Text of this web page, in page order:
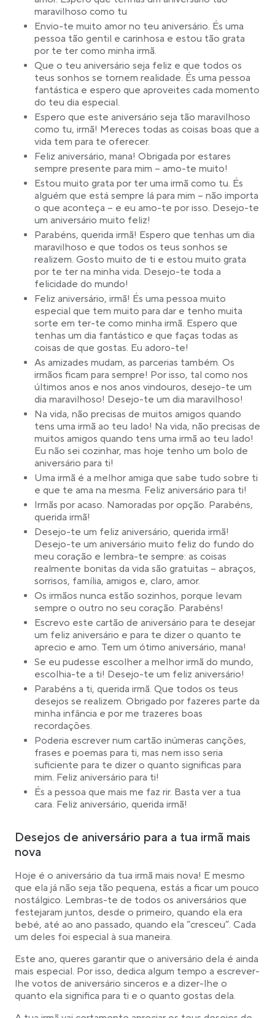
maravilhoso como tu
Envio-te muito amor no teu aniversário. És uma
pessoa tão gentil e carinhosa e estou tão grata
por te ter como minha irmã.
Que o teu aniversário seja feliz e que todos os
teus sonhos se tornem realidade. És uma pessoa
fantástica e espero que aproveites cada momento
do teu dia especial.
Espero que este aniversário seja tão maravilhoso
como tu, irmã! Mereces todas as coisas boas que a
vida tem para te oferecer.
Feliz aniversário, mana! Obrigada por estares
sempre presente para mim – amo-te muito!
Estou muito grata por ter uma irmã como tu. És
alguém que está sempre lá para mim – não importa
o que aconteça – e eu amo-te por isso. Desejo-te
um aniversário muito feliz!
Parabéns, querida irmã! Espero que tenhas um dia
maravilhoso e que todos os teus sonhos se
realizem. Gosto muito de ti e estou muito grata
por te ter na minha vida. Desejo-te toda a
felicidade do mundo!
Feliz aniversário, irmã! És uma pessoa muito
especial que tem muito para dar e tenho muita
sorte em ter-te como minha irmã. Espero que
tenhas um dia fantástico e que faças todas as
coisas de que gostas. Eu adoro-te!
As amizades mudam, as parcerias também. Os
irmãos ficam para sempre! Por isso, tal como nos
últimos anos e nos anos vindouros, desejo-te um
dia maravilhoso! Desejo-te um dia maravilhoso!
Na vida, não precisas de muitos amigos quando
tens uma irmã ao teu lado! Na vida, não precisas de
muitos amigos quando tens uma irmã ao teu lado!
Eu não sei cozinhar, mas hoje tenho um bolo de
aniversário para ti!
Uma irmã é a melhor amiga que sabe tudo sobre ti
e que te ama na mesma. Feliz aniversário para ti!
Irmãs por acaso. Namoradas por opção. Parabéns,
querida irmã!
Desejo-te um feliz aniversário, querida irmã!
Desejo-te um aniversário muito feliz do fundo do
meu coração e lembra-te sempre: as coisas
realmente bonitas da vida são gratuitas – abraços,
sorrisos, família, amigos e, claro, amor.
Os irmãos nunca estão sozinhos, porque levam
sempre o outro no seu coração. Parabéns!
Escrevo este cartão de aniversário para te desejar
um feliz aniversário e para te dizer o quanto te
aprecio e amo. Tem um ótimo aniversário, mana!
Se eu pudesse escolher a melhor irmã do mundo,
escolhia-te a ti! Desejo-te um feliz aniversário!
Parabéns a ti, querida irmã. Que todos os teus
desejos se realizem. Obrigado por fazeres parte da
minha infância e por me trazeres boas
recordações.
Poderia escrever num cartão inúmeras canções,
frases e poemas para ti, mas nem isso seria
suficiente para te dizer o quanto significas para
mim. Feliz aniversário para ti!
És a pessoa que mais me faz rir. Basta ver a tua
cara. Feliz aniversário, querida irmã!
Desejos de aniversário para a tua irmã mais
nova
Hoje é o aniversário da tua irmã mais nova! E mesmo
que ela já não seja tão pequena, estás a ficar um pouco
nostálgico. Lembras-te de todos os aniversários que
festejaram juntos, desde o primeiro, quando ela era
bebé, até ao ano passado, quando ela “cresceu”. Cada
um deles foi especial à sua maneira.
Este ano, queres garantir que o aniversário dela é ainda
mais especial. Por isso, dedica algum tempo a escrever-
lhe votos de aniversário sinceros e a dizer-lhe o
quanto ela significa para ti e o quanto gostas dela.